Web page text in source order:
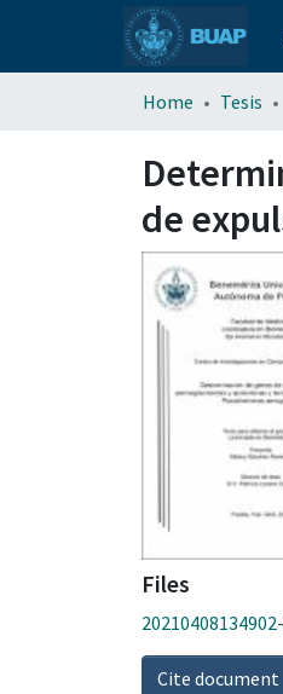
Home Tesis
de
Files
Cite document